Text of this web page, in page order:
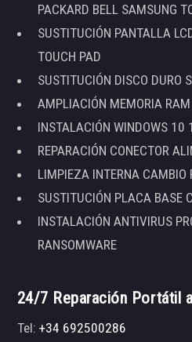
PACKARD BELL SAMSUNG
SUSTITUCIÓN PANTALLA
TOUCH PAD
SUSTITUCIÓN DISCO DURO
AMPLIACIÓN MEMORIA RAM
INSTALACIÓN WINDOWS 10
REPARACIÓN CONECTOR
LIMPIEZA INTERNA CAMBIO
SUSTITUCIÓN PLACA BASE
INSTALACIÓN ANTIVIRUS
RANSOMWARE
24/7 Reparación Portátil
Tel:+34 692500286